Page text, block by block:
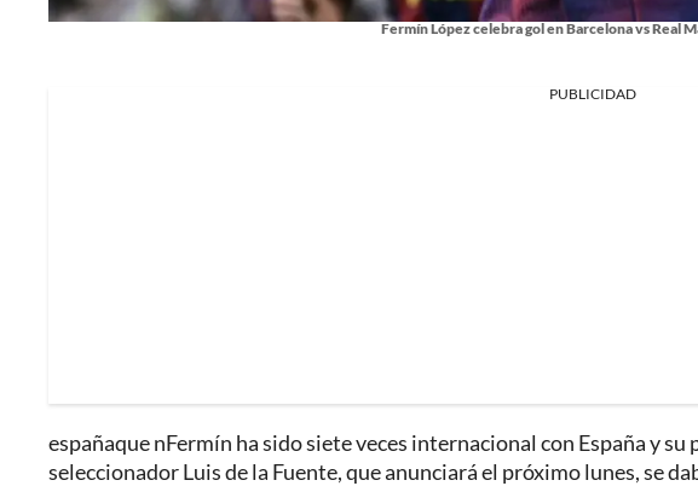
Fermín López celebra gol en Barcelona vs Real
PUBLICIDAD
españaque nFermín ha sido siete veces internacional con España y su
seleccionador Luis de la Fuente, que anunciará el próximo lunes, se